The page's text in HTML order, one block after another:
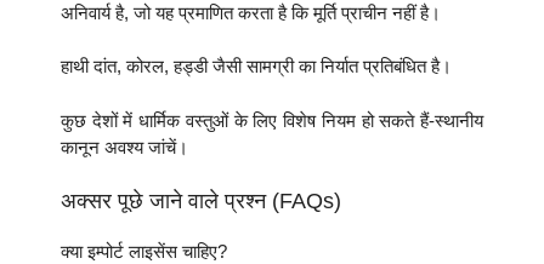
अनिवार्य है, जो यह प्रमाणित करता है कि मूर्ति प्राचीन नहीं है।
हाथी दांत, कोरल, हड्डी जैसी सामग्री का निर्यात प्रतिबंधित है।
कुछ देशों में धार्मिक वस्तुओं के लिए विशेष नियम हो सकते हैं-स्थानीय
कानून अवश्य जांचें।
अक्सर पूछे जाने वाले प्रश्न (FAQs)
क्या इम्पोर्ट लाइसेंस चाहिए?